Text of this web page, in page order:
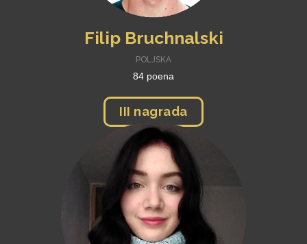
Filip Bruchnalski
POLJSKA
84 poena
III nagrada